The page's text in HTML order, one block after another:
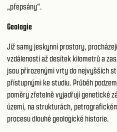
„přepsány“.
Geologie
Již samy jeskynní prostory,
vzdálenosti až desítek kilometrů a
jsou přirozenými vrty do nejvyšších
přístupnými ke studiu. Průběh
poměry zřetelně vyjadřují genetické
území, na strukturách,
procesu dlouhé geologické historie.